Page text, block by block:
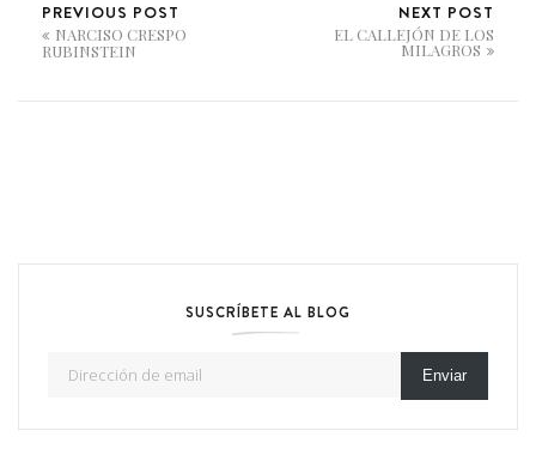
PREVIOUS POST
NARCISO CRESPO
RUBINSTEIN
NEXT POST
EL CALLEJÓN DE LOS
MILAGROS
SUSCRÍBETE AL BLOG
Enviar